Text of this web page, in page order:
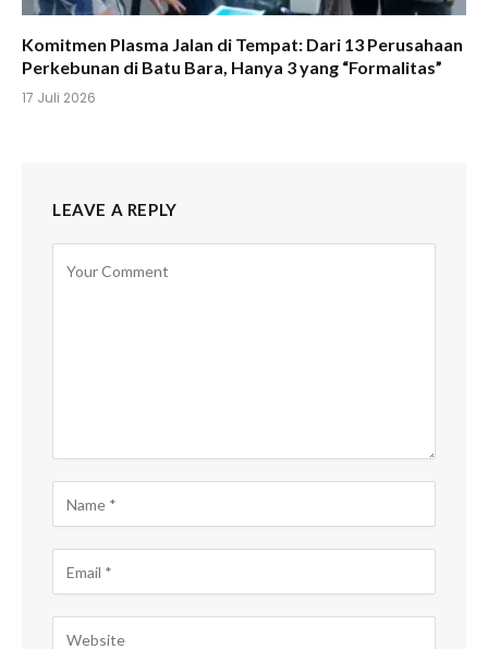
Komitmen Plasma Jalan di Tempat: Dari 13 Perusahaan
Perkebunan di Batu Bara, Hanya 3 yang “Formalitas”
17 Juli 2026
LEAVE A REPLY